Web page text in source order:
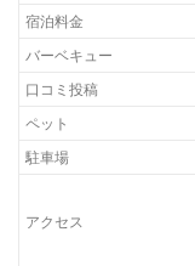
宿泊料金
バーベキュー
口コミ投稿
ペット
駐車場
アクセス